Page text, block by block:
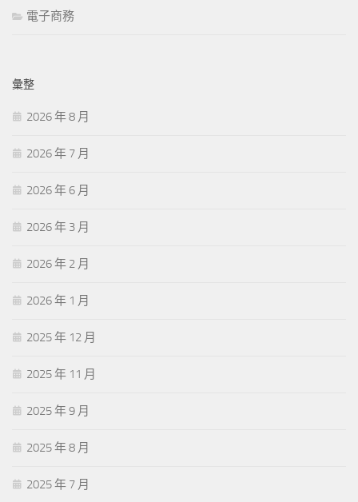
電子商務
彙整
2026 年 8 月
2026 年 7 月
2026 年 6 月
2026 年 3 月
2026 年 2 月
2026 年 1 月
2025 年 12 月
2025 年 11 月
2025 年 9 月
2025 年 8 月
2025 年 7 月